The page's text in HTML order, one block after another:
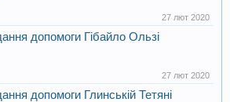
27 лют 2020
допомоги Гібайло Ользі
27 лют 2020
допомоги Глинській Тетяні